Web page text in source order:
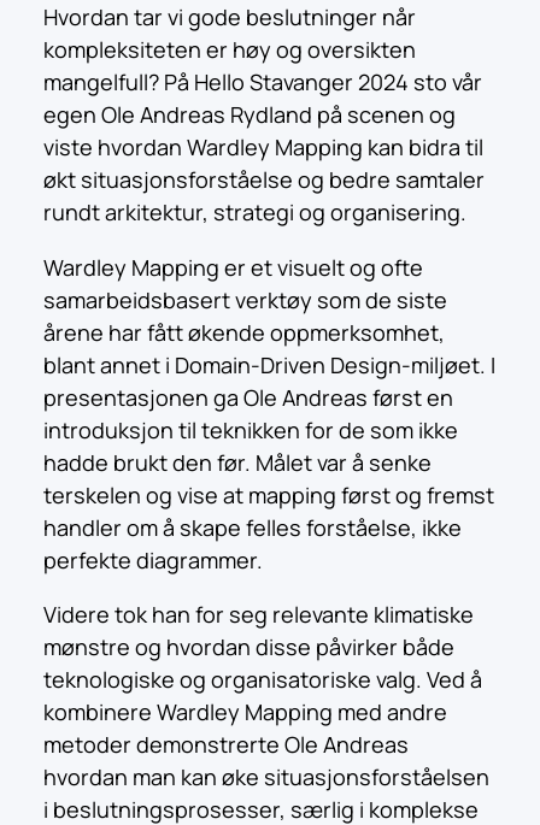
Hvordan tar vi gode beslutninger når
kompleksiteten er høy og oversikten
mangelfull? På Hello Stavanger 2024 sto vår
egen Ole Andreas Rydland på scenen og
viste hvordan Wardley Mapping kan bidra til
økt situasjonsforståelse og bedre samtaler
rundt arkitektur, strategi og organisering.
Wardley Mapping er et visuelt og ofte
samarbeidsbasert verktøy som de siste
årene har fått økende oppmerksomhet,
blant annet i Domain-Driven Design-miljøet. I
presentasjonen ga Ole Andreas først en
introduksjon til teknikken for de som ikke
hadde brukt den før. Målet var å senke
terskelen og vise at mapping først og fremst
handler om å skape felles forståelse, ikke
perfekte diagrammer.
Videre tok han for seg relevante klimatiske
mønstre og hvordan disse påvirker både
teknologiske og organisatoriske valg. Ved å
kombinere Wardley Mapping med andre
metoder demonstrerte Ole Andreas
hvordan man kan øke situasjonsforståelsen
i beslutningsprosesser, særlig i komplekse